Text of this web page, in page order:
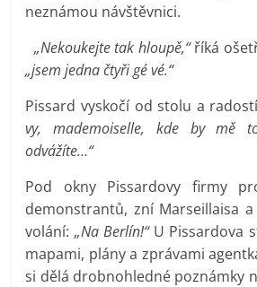
neznámou návštěvnici.
„Nekoukejte tak hloupě,“říká
„jsem jedna čtyři gé vé.“
Pissard vyskočí od stolu a
vy, mademoiselle, kde by mě
odvážíte…“
Pod okny Pissardovy firmy
demonstrantů, zní Marseillaisa
volání: „Na Berlín!“U Pissardova
mapami, plány a zprávami
si dělá drobnohledné poznámky